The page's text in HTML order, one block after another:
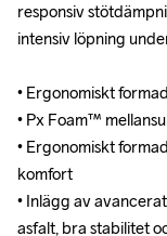
responsiv
intensiv löpning
• Ergonomiskt
• Px Foam™
• Ergonomiskt
komfort
• Inlägg av
asfalt, bra stabilitet
responsiv
intensiv löpning
• Ergonomiskt
• Px Foam™
• Ergonomiskt
komfort
• Inlägg av
asfalt, bra stabilitet